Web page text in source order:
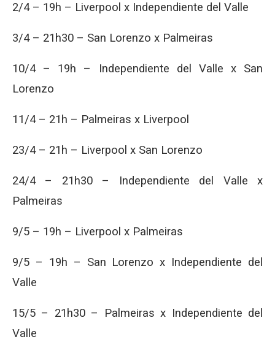
2/4 – 19h – Liverpool x Independiente del Valle
3/4 – 21h30 – San Lorenzo x Palmeiras
10/4 – 19h – Independiente del Valle x San
Lorenzo
11/4 – 21h – Palmeiras x Liverpool
23/4 – 21h – Liverpool x San Lorenzo
24/4 – 21h30 – Independiente del Valle x
Palmeiras
9/5 – 19h – Liverpool x Palmeiras
9/5 – 19h – San Lorenzo x Independiente del
Valle
15/5 – 21h30 – Palmeiras x Independiente del
Valle